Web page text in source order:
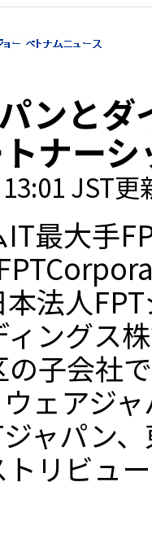
ンと
ナー
JST更
最大手
法人
ィングス
子会社
ェアジ
ャパン
リビュ